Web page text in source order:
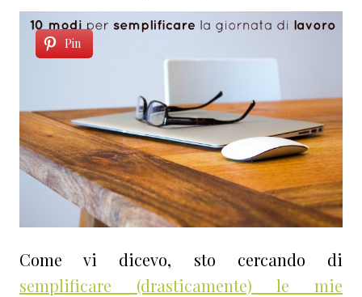
Pin
Come vi dicevo, sto cercando di
semplificare (drasticamente) le mie